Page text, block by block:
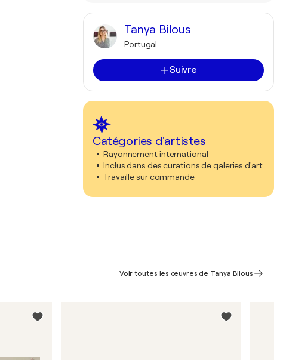
Tanya Bilous
Portugal
Suivre
Catégories d'artistes
Rayonnement international
Inclus dans des curations de galeries d'art
Travaille sur commande
Voir toutes les œuvres de Tanya Bilous